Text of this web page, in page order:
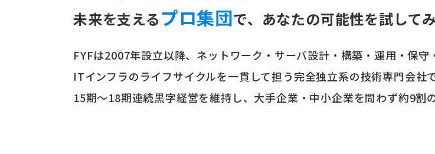
未来を支える プロ集団で、あなたの可能性を試して
FYFは2007年設立以降、ネットワーク・サーバ設計・構築・運用・保守
ITインフラのライフサイクルを一貫して担う完全独立系の技術専門会社で
15期～18期連続黒字経営を維持し、大手企業・中小企業を問わず約9割